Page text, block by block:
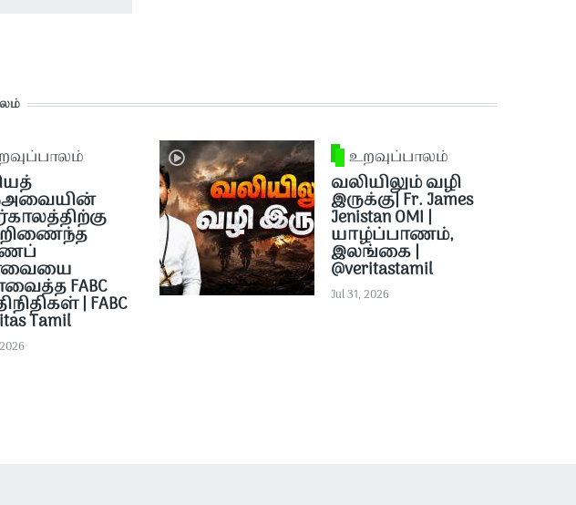
FABC
| FABC
Tamil
உறவுப்பாலம்
வலியிலும் வழி
இருக்கு| Fr. James
Jenistan OMI |
யாழ்ப்பாணம்,
இலங்கை |
@veritastamil ​
Jul 31, 2026